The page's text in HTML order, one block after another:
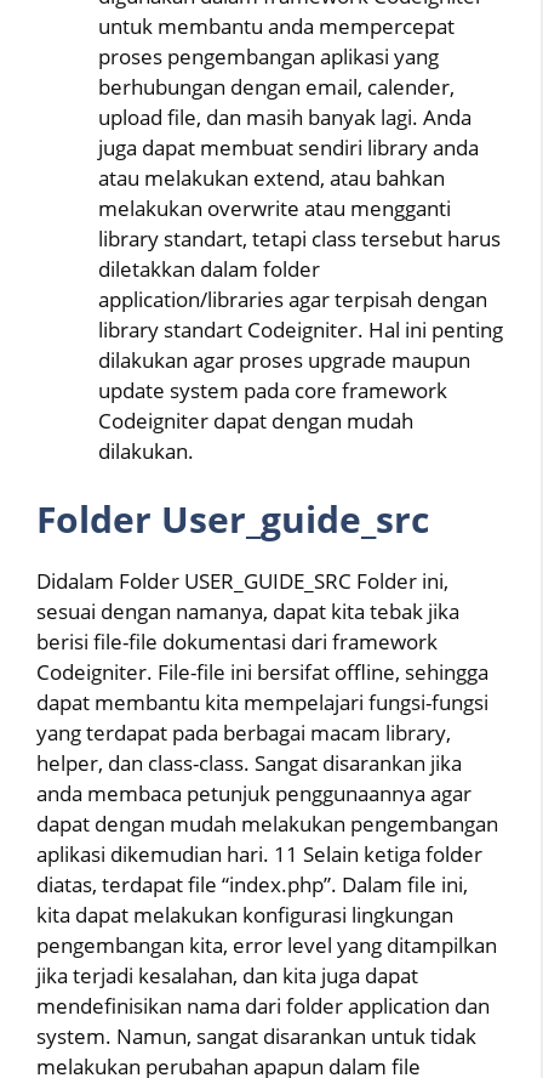
untuk membantu anda mempercepat
proses pengembangan aplikasi yang
berhubungan dengan email, calender,
upload file, dan masih banyak lagi. Anda
juga dapat membuat sendiri library anda
atau melakukan extend, atau bahkan
melakukan overwrite atau mengganti
library standart, tetapi class tersebut harus
diletakkan dalam folder
application/libraries agar terpisah dengan
library standart Codeigniter. Hal ini penting
dilakukan agar proses upgrade maupun
update system pada core framework
Codeigniter dapat dengan mudah
dilakukan.
Folder User_guide_src
Didalam Folder USER_GUIDE_SRC Folder ini,
sesuai dengan namanya, dapat kita tebak jika
berisi file-file dokumentasi dari framework
Codeigniter. File-file ini bersifat offline, sehingga
dapat membantu kita mempelajari fungsi-fungsi
yang terdapat pada berbagai macam library,
helper, dan class-class. Sangat disarankan jika
anda membaca petunjuk penggunaannya agar
dapat dengan mudah melakukan pengembangan
aplikasi dikemudian hari. 11 Selain ketiga folder
diatas, terdapat file “index.php”. Dalam file ini,
kita dapat melakukan konfigurasi lingkungan
pengembangan kita, error level yang ditampilkan
jika terjadi kesalahan, dan kita juga dapat
mendefinisikan nama dari folder application dan
system. Namun, sangat disarankan untuk tidak
melakukan perubahan apapun dalam file